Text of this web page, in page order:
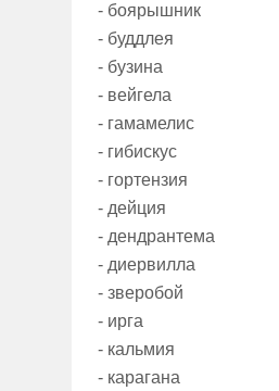
- боярышник
- буддлея
- бузина
- вейгела
- гамамелис
- гибискус
- гортензия
- дейция
- дендрантема
- диервилла
- зверобой
- ирга
- кальмия
- карагана